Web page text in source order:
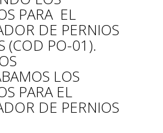
PARA EL
DE PERNIOS
(COD PO-01).
LOS
PARA EL
DE PERNIOS